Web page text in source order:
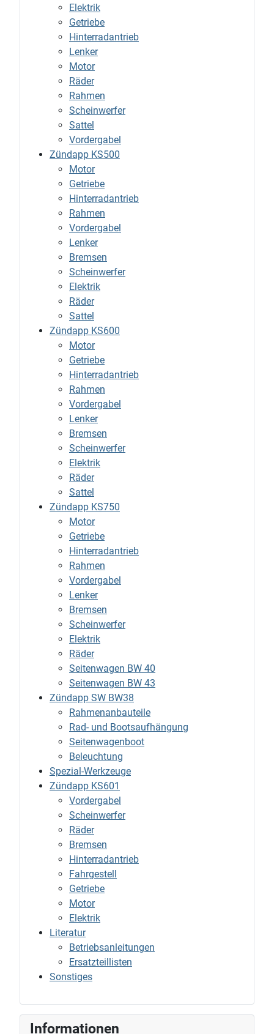
Elektrik
Getriebe
Hinterradantrieb
Lenker
Motor
Räder
Rahmen
Scheinwerfer
Sattel
Vordergabel
Zündapp KS500
Motor
Getriebe
Hinterradantrieb
Rahmen
Vordergabel
Lenker
Bremsen
Scheinwerfer
Elektrik
Räder
Sattel
Zündapp KS600
Motor
Getriebe
Hinterradantrieb
Rahmen
Vordergabel
Lenker
Bremsen
Scheinwerfer
Elektrik
Räder
Sattel
Zündapp KS750
Motor
Getriebe
Hinterradantrieb
Rahmen
Vordergabel
Lenker
Bremsen
Scheinwerfer
Elektrik
Räder
Seitenwagen BW 40
Seitenwagen BW 43
Zündapp SW BW38
Rahmenanbauteile
Rad- und Bootsaufhängung
Seitenwagenboot
Beleuchtung
Spezial-Werkzeuge
Zündapp KS601
Vordergabel
Scheinwerfer
Räder
Bremsen
Hinterradantrieb
Fahrgestell
Getriebe
Motor
Elektrik
Literatur
Betriebsanleitungen
Ersatzteillisten
Sonstiges
Informationen